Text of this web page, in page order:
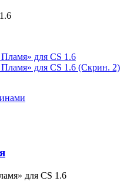
для CS 1.6